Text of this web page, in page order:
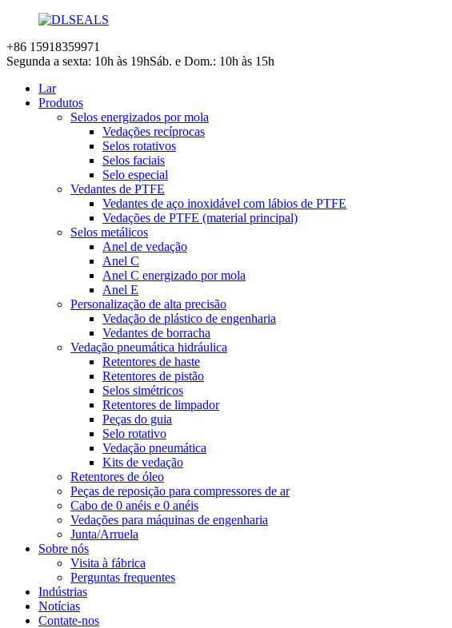
+86 15918359971
Segunda a sexta: 10h às 19hSáb. e Dom.: 10h às 15h
Lar
Produtos
Selos energizados por mola
Vedações recíprocas
Selos rotativos
Selos faciais
Selo especial
Vedantes de PTFE
Vedantes de aço inoxidável com lábios de PTFE
Vedações de PTFE (material principal)
Selos metálicos
Anel de vedação
Anel C
Anel C energizado por mola
Anel E
Personalização de alta precisão
Vedação de plástico de engenharia
Vedantes de borracha
Vedação pneumática hidráulica
Retentores de haste
Retentores de pistão
Selos simétricos
Retentores de limpador
Peças do guia
Selo rotativo
Vedação pneumática
Kits de vedação
Retentores de óleo
Peças de reposição para compressores de ar
Cabo de 0 anéis e 0 anéis
Vedações para máquinas de engenharia
Junta/Arruela
Sobre nós
Visita à fábrica
Perguntas frequentes
Indústrias
Notícias
Contate-nos